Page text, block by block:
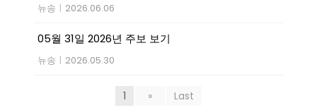
뉴송 | 2026.06.06
05월 31일 2026년 주보 보기
뉴송 | 2026.05.30
1 » Last